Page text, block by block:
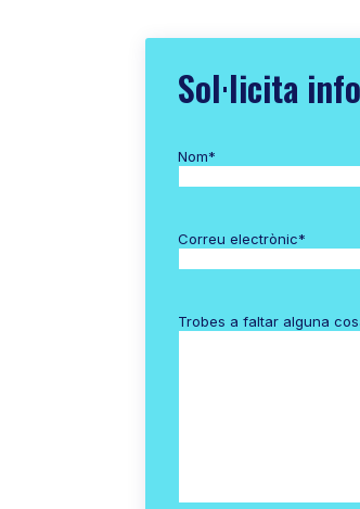
Sol·licita
Nom*
Correu electrònic*
Trobes a faltar alguna